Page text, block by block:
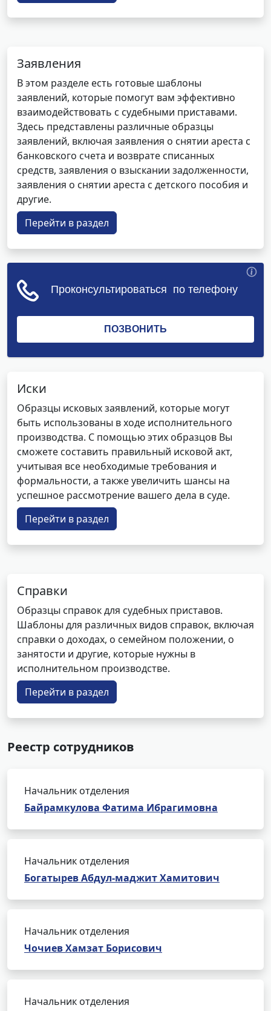
Заявления
В этом разделе есть готовые шаблоны
заявлений, которые помогут вам эффективно
взаимодействовать с судебными приставами.
Здесь представлены различные образцы
заявлений, включая заявления о снятии ареста с
банковского счета и возврате списанных
средств, заявления о взыскании задолженности,
заявления о снятии ареста с детского пособия и
другие.
Перейти в раздел
Иски
Образцы исковых заявлений, которые могут
быть использованы в ходе исполнительного
производства. С помощью этих образцов Вы
сможете составить правильный исковой акт,
учитывая все необходимые требования и
формальности, а также увеличить шансы на
успешное рассмотрение вашего дела в суде.
Перейти в раздел
Справки
Образцы справок для судебных приставов.
Шаблоны для различных видов справок, включая
справки о доходах, о семейном положении, о
занятости и другие, которые нужны в
исполнительном производстве.
Перейти в раздел
Реестр сотрудников
Начальник отделения
Байрамкулова Фатима Ибрагимовна
Начальник отделения
Богатырев Абдул-маджит Хамитович
Начальник отделения
Чочиев Хамзат Борисович
Начальник отделения